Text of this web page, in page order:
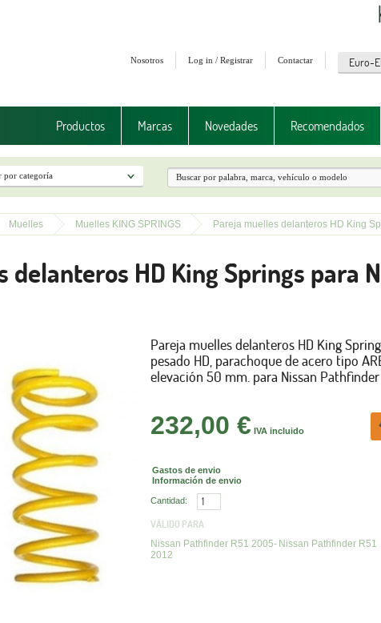
Contactar
Log in / Registrar
Nosotros
Productos Marcas Novedades Recomendados
Muelles Muelles KING SPRINGS Pareja muelles delanteros HD King
delanteros HD King Springs para
Pareja muelles delanteros HD King
pesado HD, parachoque de acero tipo
elevación 50 mm. para Nissan Pathfinder
232,00 € IVA incluido
Gastos de envio
Información de envio
Cantidad:
VÁLIDO PARA
Nissan Pathfinder R51 2005-
2012
Nissan Pathfinder R51